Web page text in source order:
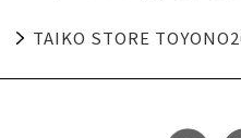
TAIKO STORE